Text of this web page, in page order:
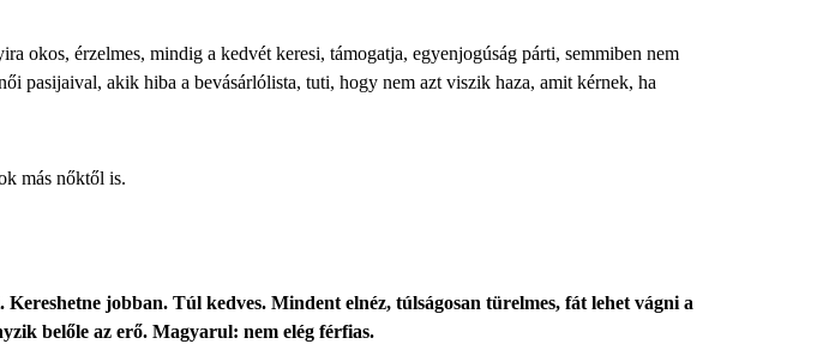
okos, érzelmes, mindig a kedvét keresi, támogatja, egyenjogúság párti, semmiben nem
pasijaival, akik hiba a bevásárlólista, tuti, hogy nem azt viszik haza, amit kérnek, ha
más nőktől is.
jobban. Túl kedves. Mindent elnéz, túlságosan türelmes, fát lehet vágni a
belőle az erő. Magyarul: nem elég férfias.